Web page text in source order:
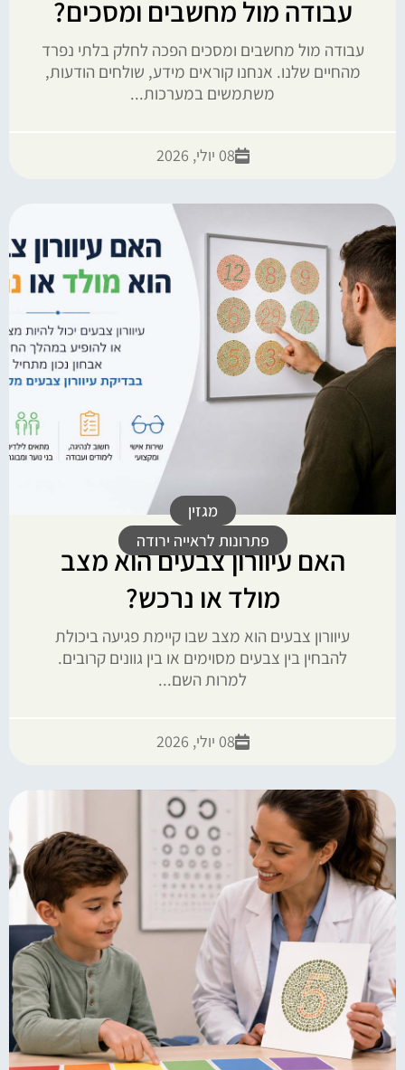
עבודה מול מחשבים ומסכים?
עבודה מול מחשבים ומסכים הפכה לחלק בלתי נפרד
מהחיים שלנו. אנחנו קוראים מידע, שולחים הודעות,
משתמשים במערכות...
08 יולי, 2026
מגזין
פתרונות לראייה ירודה
האם עיוורון צבעים הוא מצב
מולד או נרכש?
עיוורון צבעים הוא מצב שבו קיימת פגיעה ביכולת
להבחין בין צבעים מסוימים או בין גוונים קרובים.
למרות השם...
08 יולי, 2026